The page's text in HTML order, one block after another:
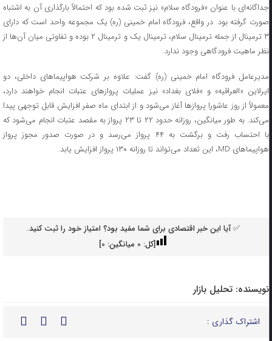
جداگانه‌ای با عنوان «فرودگاه سلام» نیز ثبت شده بود که احتمالاً بارگذاری آن به اشتباه
صورت گرفته بود. در واقع، فرودگاه امام خمینی (ره) یک مجموعه واحد است که دارای
۳ ترمینال از جمله ترمینال سلام، ترمینال یک و ترمینال ۲ بوده و تفاوتی میان آن‌ها از
نظر ماهیت فرودگاهی وجود ندارد.
مدیرعامل فرودگاه امام خمینی (ره) گفت: علاوه بر شرکت هواپیماهای داخلی، دو
ایرلاین «العراقیه» و «فلای بغداد» نیز عملیات پروازهای عتبات انجام خواهند دارد،
معمولاً از روز عاشورا پروازها آغاز می‌شود و از ابتدای ماه صفر افزایش قابل توجهی پیدا
می‌کند. به طور میانگین، روزانه حدود ۲۲ تا ۲۳ پرواز به مقصد عتبات انجام می‌شود که
با احتساب رفت و برگشت به ۴۴ پرواز می‌رسد و در صورت صدور مجوز پرواز
هواپیماهای MD، این تعداد می‌تواند تا روزانه ۱۳۰ پرواز افزایش یابد.
✅ آیا این خبر اقتصادی برای شما مفید بود؟ امتیاز خود را ثبت کنید.
[کل: 0میانگین: 0
]
نویسنده: تحلیل بازار
اشتراک گذاری :